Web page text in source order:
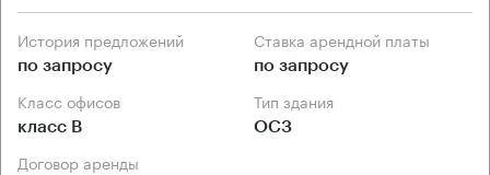
История предложений
по запросу
Ставка арендной платы
по запросу
Класс офисов
класс B
Тип здания
ОСЗ
Договор аренды